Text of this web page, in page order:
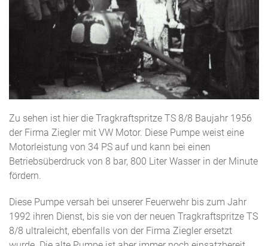
Zu sehen ist hier die Tragkraftspritze TS 8/8 Baujahr 1956
der Firma Ziegler mit VW Motor. Diese Pumpe weist eine
Motorleistung von 34 PS auf und kann bei einen
Betriebsüberdruck von 8 bar, 800 Liter Wasser in der Minute
fördern.
Diese Pumpe versah bei unserer Feuerwehr bis zum Jahr
1992 ihren Dienst, bis sie von der neuen Tragkraftspritze TS
8/8 ultraleicht, ebenfalls von der Firma Ziegler ersetzt